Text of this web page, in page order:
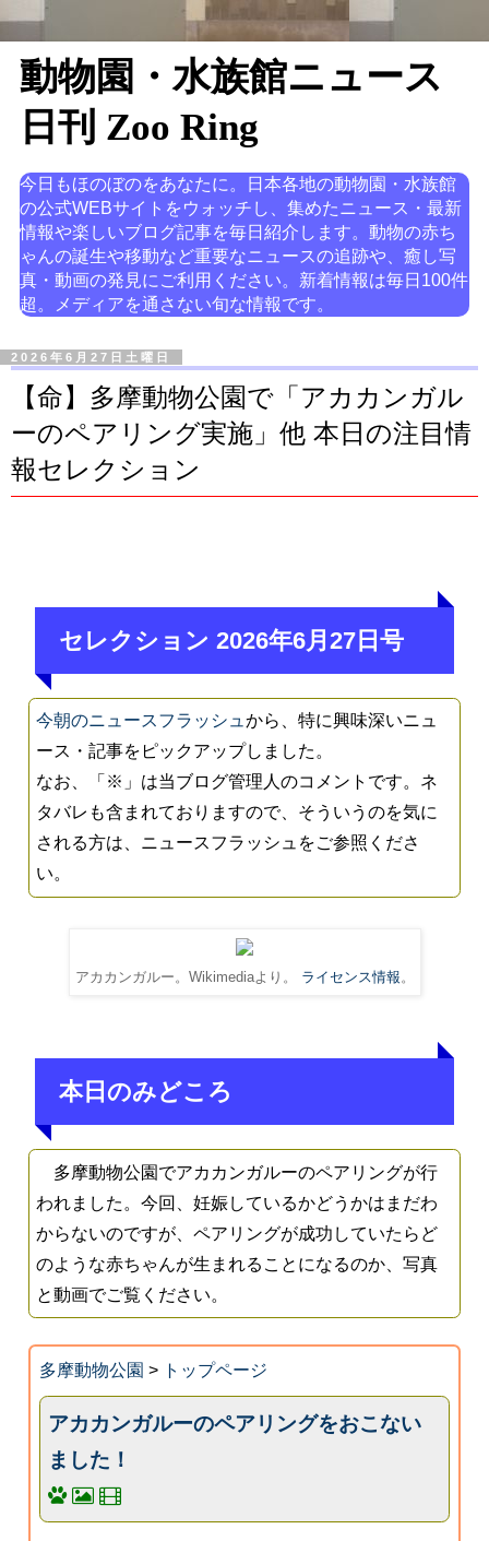
動物園・水族館ニュース
日刊 Zoo Ring
今日もほのぼのをあなたに。日本各地の動物園・水族館
の公式WEBサイトをウォッチし、集めたニュース・最新
情報や楽しいブログ記事を毎日紹介します。動物の赤ち
ゃんの誕生や移動など重要なニュースの追跡や、癒し写
真・動画の発見にご利用ください。新着情報は毎日100件
超。メディアを通さない旬な情報です。
2026年6月27日土曜日
【命】多摩動物公園で「アカカンガル
ーのペアリング実施」他 本日の注目情
報セレクション
セレクション 2026年6月27日号
今朝のニュースフラッシュから、特に興味深いニュ
ース・記事をピックアップしました。
なお、「※」は当ブログ管理人のコメントです。ネ
タバレも含まれておりますので、そういうのを気に
される方は、ニュースフラッシュをご参照くださ
い。
アカカンガルー。Wikimediaより。 ライセンス情報 。
本日のみどころ
多摩動物公園でアカカンガルーのペアリングが行
われました。今回、妊娠しているかどうかはまだわ
からないのですが、ペアリングが成功していたらど
のような赤ちゃんが生まれることになるのか、写真
と動画でご覧ください。
多摩動物公園 > トップページ
アカカンガルーのペアリングをおこない
ました！